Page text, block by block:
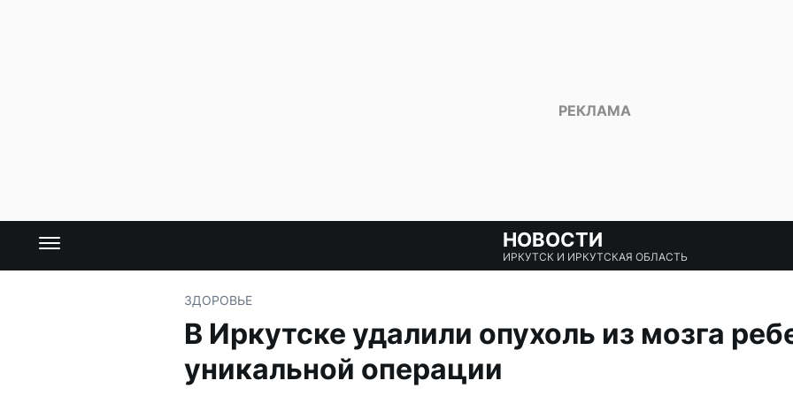
НОВОСТИ
ИРКУТСК И ИРКУТСКАЯ ОБЛАСТЬ
ЗДОРОВЬЕ
В Иркутске удалили опухоль из мозга
уникальной операции